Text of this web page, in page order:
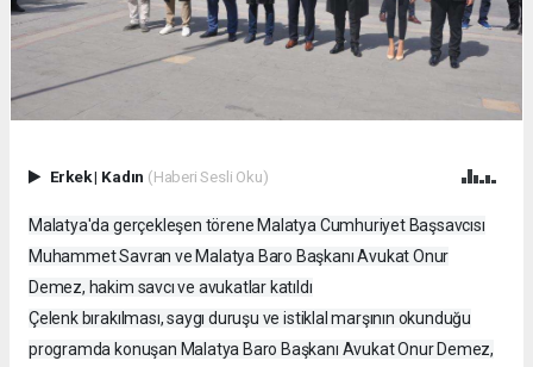
Erkek| Kadın (Haberi Sesli Oku)
Malatya'da gerçekleşen törene Malatya Cumhuriyet Başsavcısı
Muhammet Savran ve Malatya Baro Başkanı Avukat Onur
Demez, hakim savcı ve avukatlar katıldı
Çelenk bırakılması, saygı duruşu ve istiklal marşının okunduğu
programda konuşan Malatya Baro Başkanı Avukat Onur Demez,